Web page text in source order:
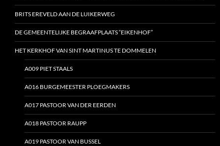
BRITS EREVELD AAN DE LUIKERWEG
DE GEMEENTELIJKE BEGRAAFPLAATS “EIKENHOF”
HET KERKHOF VAN SINT MARTINUS TE DOMMELEN
A009 PIET STAALS
A016 BURGEMEESTER PLOEGMAKERS
A017 PASTOOR VAN DER EERDEN
A018 PASTOOR RAUPP
A019 PASTOOR VAN BUSSEL